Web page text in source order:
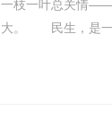
一枝一叶总关情
大。 民生，是一